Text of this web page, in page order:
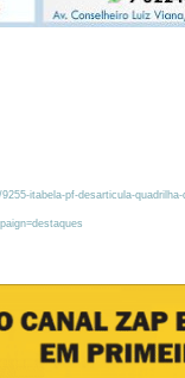
itabela-pf-desarticula-